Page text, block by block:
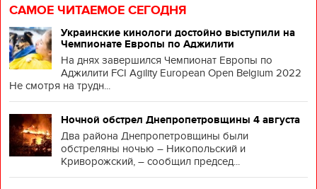
САМОЕ ЧИТАЕМОЕ СЕГОДНЯ
Украинские кинологи достойно выступили на
Чемпионате Европы по Аджилити
На днях завершился Чемпионат Европы по
Аджилити FCI Agility European Open Belgium 2022
Не смотря на трудн...
Ночной обстрел Днепропетровщины 4 августа
Два района Днепропетровщины были
обстреляны ночью – Никопольский и
Криворожский, – сообщил председ...